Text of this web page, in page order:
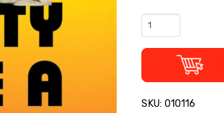
Party
(tvrdi
SKU: 010116